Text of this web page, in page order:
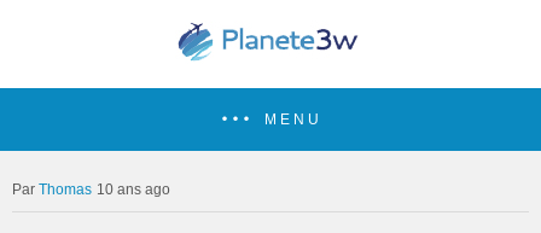
MENU
Thomas 10 ans ago